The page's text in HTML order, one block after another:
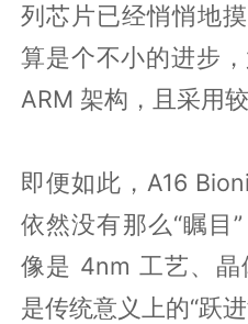
列芯片已经悄悄地
算是个不小的进步
ARM 架构，且采用
即便如此，A16
依然没有那么“瞩目
像是 4nm 工艺、
是传统意义上的“跃进